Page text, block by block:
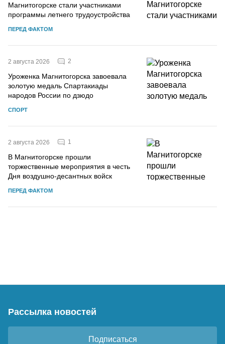
Магнитогорске стали участниками
программы летнего трудоустройства
ПЕРЕД ФАКТОМ
2 августа 2026 2
Уроженка Магнитогорска завоевала
золотую медаль Спартакиады
народов России по дзюдо
СПОРТ
2 августа 2026 1
В Магнитогорске прошли
торжественные мероприятия в честь
Дня воздушно-десантных войск
ПЕРЕД ФАКТОМ
Рассылка новостей
Подписаться